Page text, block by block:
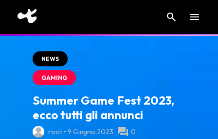
search menu
NEWS
GAMING
Summer Game Fest 2023,
ecco tutti gli annunci
root • 9 Giugno 2023 forum 0